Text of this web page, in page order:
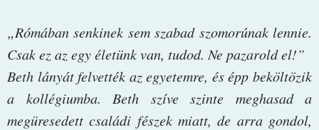
„Rómában ​senkinek sem szabad szomorúnak lennie.
Csak ez az egy életünk van, tudod. Ne pazarold el!”
Beth lányát felvették az egyetemre, és épp beköltözik
a kollégiumba. Beth szíve szinte meghasad a
megüresedett családi fészek miatt, de arra gondol,